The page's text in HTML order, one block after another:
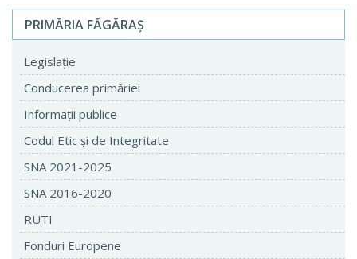
PRIMĂRIA FĂGĂRAŞ
Legislaţie
Conducerea primăriei
Informaţii publice
Codul Etic şi de Integritate
SNA 2021-2025
SNA 2016-2020
RUTI
Fonduri Europene